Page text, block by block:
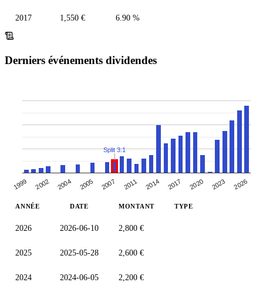
2017 1,550 € 6.90 %
Derniers événements dividendes
1999 2002 2004 2005 2007 2011 2014 2017 2020 2023 2026
Split 3:1
ANNÉE DATE MONTANT TYPE
2026 2026-06-10 2,800 €
2025 2025-05-28 2,600 €
2024 2024-06-05 2,200 €